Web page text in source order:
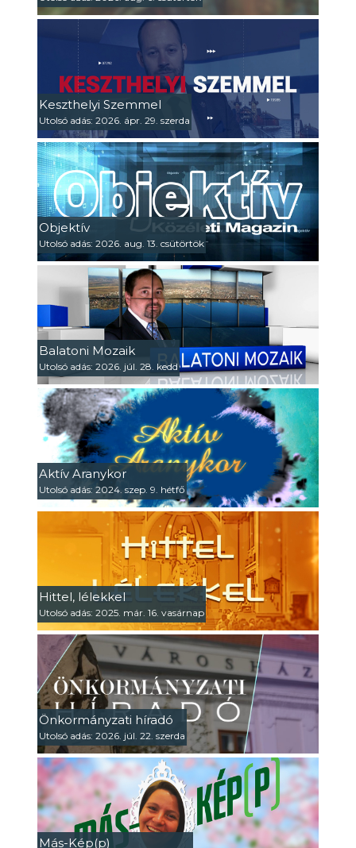
Keszthelyi Szemmel
Utolsó adás: 2026. ápr. 29. szerda
Objektív
Utolsó adás: 2026. aug. 13. csütörtök
Balatoni Mozaik
Utolsó adás: 2026. júl. 28. kedd
Aktív Aranykor
Utolsó adás: 2024. szep. 9. hétfő
Hittel, lélekkel
Utolsó adás: 2025. már. 16. vasárnap
Önkormányzati híradó
Utolsó adás: 2026. júl. 22. szerda
Más-Kép(p)